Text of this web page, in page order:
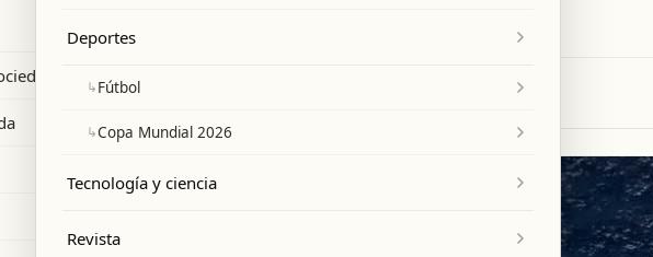
en el estrecho de Ormuz.
Deportes
↳Fútbol
↳Copa Mundial 2026
Tecnología y ciencia
Revista